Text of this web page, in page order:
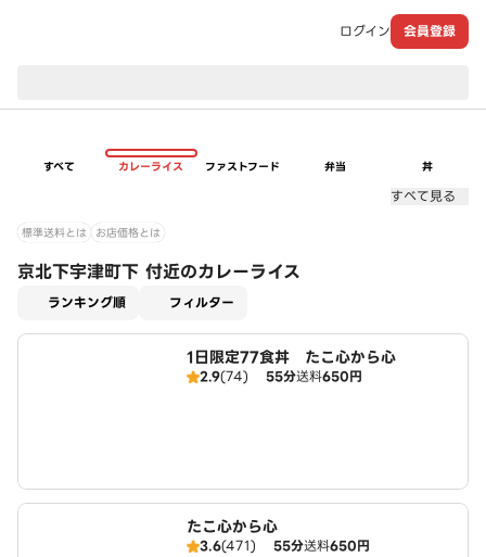
ログイン 会員登録
すべて カレーライス ファストフード 弁当 丼
すべて見る
標準送料とは お店価格とは
京北下宇津町下 付近のカレーライス
ランキング順 フィルター
1日限定77食丼 たこ心から心
2.9(74) 55分送料650円
たこ心から心
3.6(471) 55分送料650円